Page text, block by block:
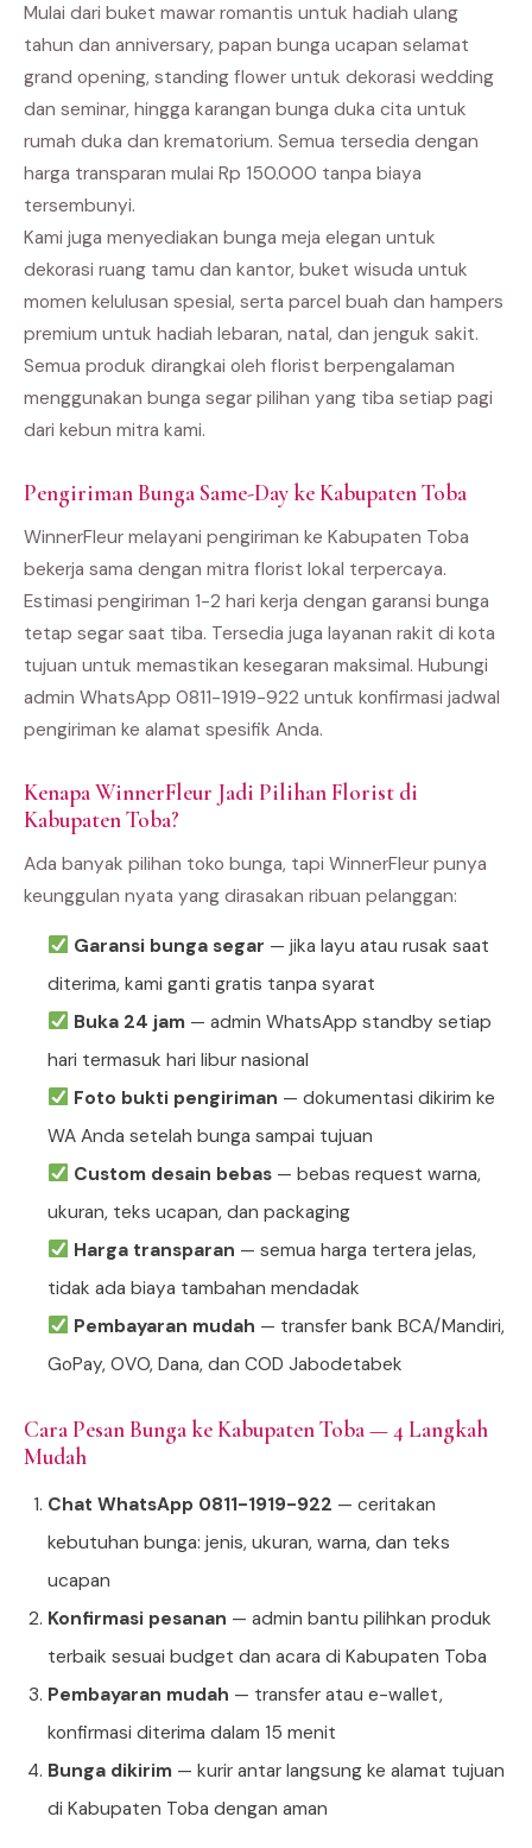
Mulai dari buket mawar romantis untuk hadiah ulang
tahun dan anniversary, papan bunga ucapan selamat
grand opening, standing flower untuk dekorasi wedding
dan seminar, hingga karangan bunga duka cita untuk
rumah duka dan krematorium. Semua tersedia dengan
harga transparan mulai Rp 150.000 tanpa biaya
tersembunyi.
Kami juga menyediakan bunga meja elegan untuk
dekorasi ruang tamu dan kantor, buket wisuda untuk
momen kelulusan spesial, serta parcel buah dan hampers
premium untuk hadiah lebaran, natal, dan jenguk sakit.
Semua produk dirangkai oleh florist berpengalaman
menggunakan bunga segar pilihan yang tiba setiap pagi
dari kebun mitra kami.
Pengiriman Bunga Same-Day ke Kabupaten Toba
WinnerFleur melayani pengiriman ke Kabupaten Toba
bekerja sama dengan mitra florist lokal terpercaya.
Estimasi pengiriman 1-2 hari kerja dengan garansi bunga
tetap segar saat tiba. Tersedia juga layanan rakit di kota
tujuan untuk memastikan kesegaran maksimal. Hubungi
admin WhatsApp 0811-1919-922 untuk konfirmasi jadwal
pengiriman ke alamat spesifik Anda.
Kenapa WinnerFleur Jadi Pilihan Florist di
Kabupaten Toba?
Ada banyak pilihan toko bunga, tapi WinnerFleur punya
keunggulan nyata yang dirasakan ribuan pelanggan:
Garansi bunga segar — jika layu atau rusak saat
diterima, kami ganti gratis tanpa syarat
Buka 24 jam— admin WhatsApp standby setiap
hari termasuk hari libur nasional
Foto bukti pengiriman — dokumentasi dikirim ke
WA Anda setelah bunga sampai tujuan
Custom desain bebas— bebas request warna,
ukuran, teks ucapan, dan packaging
Harga transparan — semua harga tertera jelas,
tidak ada biaya tambahan mendadak
Pembayaran mudah — transfer bank BCA/Mandiri,
GoPay, OVO, Dana, dan COD Jabodetabek
Cara Pesan Bunga ke Kabupaten Toba — 4 Langkah
Mudah
Chat WhatsApp 0811-1919-922 — ceritakan
kebutuhan bunga: jenis, ukuran, warna, dan teks
ucapan
Konfirmasi pesanan — admin bantu pilihkan produk
terbaik sesuai budget dan acara di Kabupaten Toba
Pembayaran mudah — transfer atau e-wallet,
konfirmasi diterima dalam 15 menit
Bunga dikirim — kurir antar langsung ke alamat tujuan
di Kabupaten Toba dengan aman